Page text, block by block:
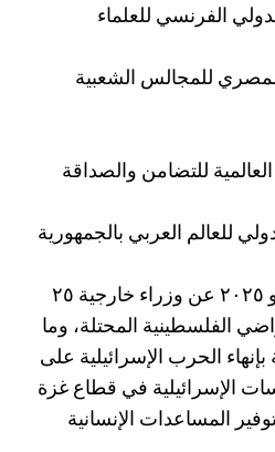
الفرنسي للعلماء
للمجالس الشعبية
للتضامن والصداقة
للعالم العربي بالجمهورية
بالبيان الصادر يوم ٢١ يوليو ٢٠٢٥ عن وزراء خارجية ٢٥
الفلسطينية المحتلة، وما
الحرب الإسرائيلية على
الإسرائيلية في قطاع غزة
المساعدات الإنسانية